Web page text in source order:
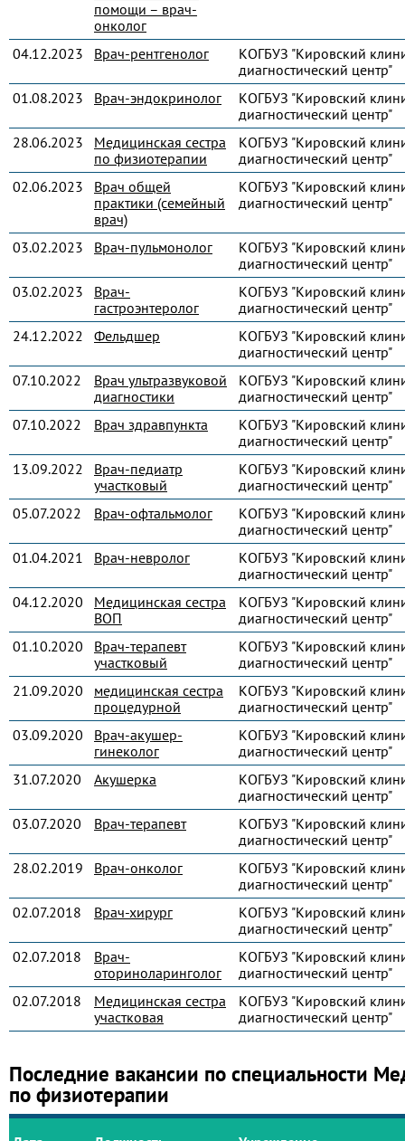
помощи – врач-
онколог
04.12.2023 Врач-рентгенолог
КОГБУЗ "Кировский
диагностический центр"
01.08.2023
Врач-эндокринолог
КОГБУЗ "Кировский
диагностический центр"
28.06.2023
Медицинская сестра
по физиотерапии
КОГБУЗ "Кировский
диагностический центр"
02.06.2023
Врач общей
практики (семейный
врач)
КОГБУЗ "Кировский
диагностический центр"
03.02.2023 Врач-пульмонолог
КОГБУЗ "Кировский
диагностический центр"
03.02.2023
Врач-
гастроэнтеролог
КОГБУЗ "Кировский
диагностический центр"
24.12.2022
Фельдшер
КОГБУЗ "Кировский
диагностический центр"
07.10.2022
Врач ультразвуковой
диагностики
КОГБУЗ "Кировский
диагностический центр"
07.10.2022
Врач здравпункта
КОГБУЗ "Кировский
диагностический центр"
13.09.2022
Врач-педиатр
участковый
КОГБУЗ "Кировский
диагностический центр"
05.07.2022
Врач-офтальмолог
КОГБУЗ "Кировский
диагностический центр"
01.04.2021
Врач-невролог
КОГБУЗ "Кировский
диагностический центр"
04.12.2020
Медицинская сестра
ВОП
КОГБУЗ "Кировский
диагностический центр"
01.10.2020
Врач-терапевт
участковый
КОГБУЗ "Кировский
диагностический центр"
21.09.2020
медицинская сестра
процедурной
КОГБУЗ "Кировский
диагностический центр"
03.09.2020
Врач-акушер-
гинеколог
КОГБУЗ "Кировский
диагностический центр"
31.07.2020
Акушерка
КОГБУЗ "Кировский
диагностический центр"
03.07.2020
Врач-терапевт
КОГБУЗ "Кировский
диагностический центр"
28.02.2019
Врач-онколог
КОГБУЗ "Кировский
диагностический центр"
02.07.2018
Врач-хирург
КОГБУЗ "Кировский
диагностический центр"
02.07.2018
Врач-
оториноларинголог
КОГБУЗ "Кировский
диагностический центр"
02.07.2018
Медицинская сестра
участковая
КОГБУЗ "Кировский
диагностический центр"
Последние вакансии по специальности
по физиотерапии